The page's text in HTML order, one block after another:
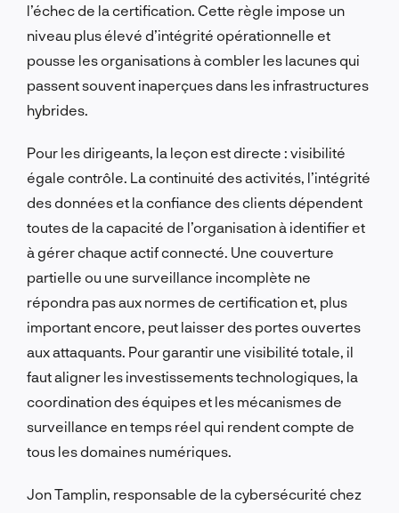
l’échec de la certification. Cette règle impose un
niveau plus élevé d’intégrité opérationnelle et
pousse les organisations à combler les lacunes qui
passent souvent inaperçues dans les infrastructures
hybrides.
Pour les dirigeants, la leçon est directe : visibilité
égale contrôle. La continuité des activités, l’intégrité
des données et la confiance des clients dépendent
toutes de la capacité de l’organisation à identifier et
à gérer chaque actif connecté. Une couverture
partielle ou une surveillance incomplète ne
répondra pas aux normes de certification et, plus
important encore, peut laisser des portes ouvertes
aux attaquants. Pour garantir une visibilité totale, il
faut aligner les investissements technologiques, la
coordination des équipes et les mécanismes de
surveillance en temps réel qui rendent compte de
tous les domaines numériques.
Jon Tamplin, responsable de la cybersécurité chez